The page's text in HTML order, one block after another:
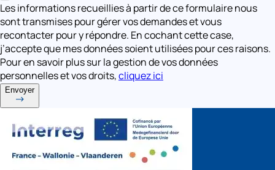
Les informations recueillies à partir de ce formulaire nous
sont transmises pour gérer vos demandes et vous
recontacter pour y répondre. En cochant cette case,
j’accepte que mes données soient utilisées pour ces raisons.
Pour en savoir plus sur la gestion de vos données
personnelles et vos droits,cliquez ici
Envoyer